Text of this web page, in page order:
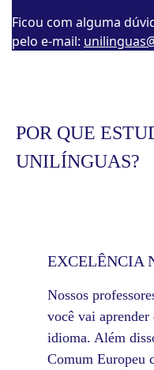
Ficou com alguma
pelo e-mail:
POR QUE
UNILÍNGUAS?
EXCELÊNCIA
Nossos
você vai
idioma. Além
Comum Europeu